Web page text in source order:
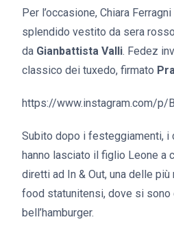
Per l’occasione, Chiara
splendido vestito da sera
da Gianbattista Valli. Fedez
classico dei tuxedo, firmato
https://www.instagram.com/p/
Subito dopo i festeggiamenti, i
hanno lasciato il figlio Leone a
diretti ad In & Out, una delle
food statunitensi, dove si sono
bell’hamburger.